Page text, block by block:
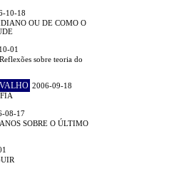
10-18
OU DE COMO O
01
sobre teoria do
2006-09-18
08-17
SOBRE O ÚLTIMO